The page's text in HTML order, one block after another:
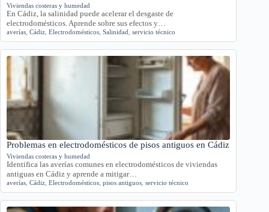
Viviendas costeras y humedad
En Cádiz, la salinidad puede acelerar el desgaste de
electrodomésticos. Aprende sobre sus efectos y…
averías Cádiz Electrodomésticos Salinidad servicio técnico
Problemas en electrodomésticos de pisos antiguos en Cádiz
Viviendas costeras y humedad
Identifica las averías comunes en electrodomésticos de viviendas
antiguas en Cádiz y aprende a mitigar…
averías Cádiz Electrodomésticos pisos antiguos servicio técnico